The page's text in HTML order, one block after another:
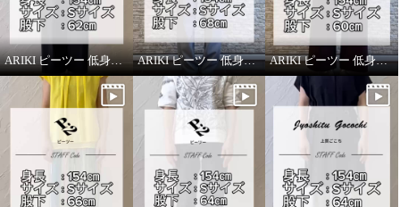
ARIKI ピーツー 低身長スタッフがはいてみました！ ARIKI ピーツー 低身長スタッフがはいてみました！